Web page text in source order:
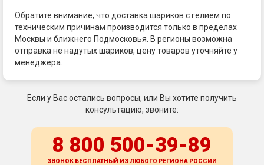
Обратите внимание, что доставка шариков с гелием по
техническим причинам производится только в пределах
Москвы и ближнего Подмосковья. В регионы возможна
отправка не надутых шариков, цену товаров уточняйте у
менеджера.
Если у Вас остались вопросы, или Вы хотите получить
консультацию, звоните:
8 800 500-39-89
ЗВОНОК БЕСПЛАТНЫЙ ИЗ ЛЮБОГО РЕГИОНА РОССИИ